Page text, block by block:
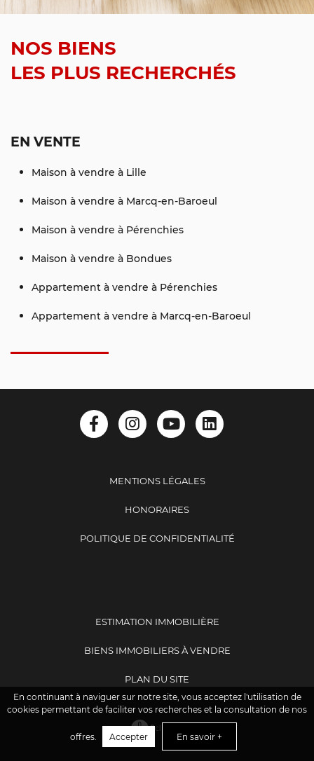
En continuant à naviguer sur notre site, vous acceptez l'utilisation de
cookies permettant de faciliter vos recherches et la consultation de nos
offres. Accepter En savoir +
NOS BIENS
LES PLUS RECHERCHÉS
EN VENTE
Maison à vendre à Lille
Maison à vendre à Marcq-en-Baroeul
Maison à vendre à Pérenchies
Maison à vendre à Bondues
Appartement à vendre à Pérenchies
Appartement à vendre à Marcq-en-Baroeul
MENTIONS LÉGALES
HONORAIRES
POLITIQUE DE CONFIDENTIALITÉ
ESTIMATION IMMOBILIÈRE
BIENS IMMOBILIERS À VENDRE
PLAN DU SITE